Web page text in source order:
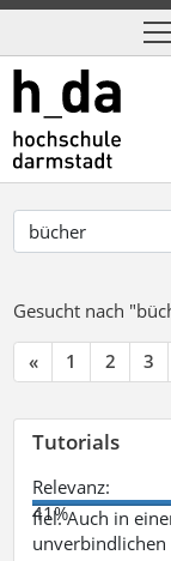
Gesucht nach
« 1 2 3
Tutorials
Relevanz:
41%
fiel. Auch in
unverbindlichen